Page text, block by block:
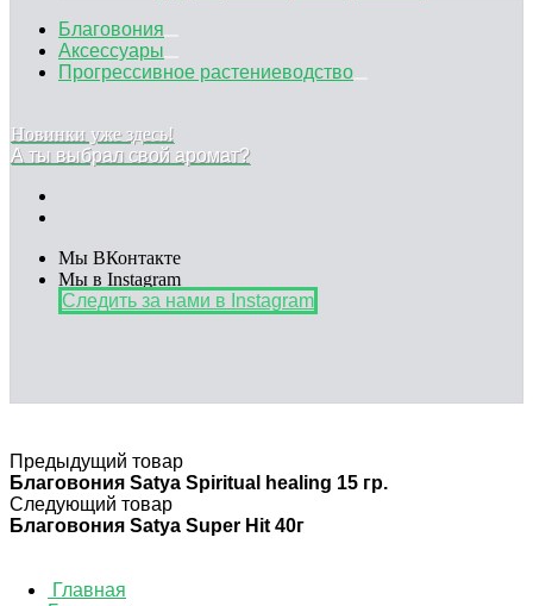
Благовония
Аксессуары
Прогрессивное растениеводство
Новинки уже здесь!
А ты выбрал свой аромат?
Мы ВКонтакте
Мы в Instagram
Следить за нами в Instagram
Предыдущий товар
Благовония Satya Spiritual healing 15 гр.
Следующий товар
Благовония Satya Super Hit 40г
Главная